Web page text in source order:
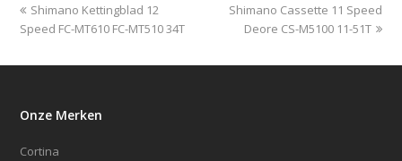
previous
post:
Shimano Kettingblad 12
Speed FC-MT610 FC-MT510 34T
next
post:
Shimano Cassette 11 Speed
Deore CS-M5100 11-51T
Onze Merken
Cortina